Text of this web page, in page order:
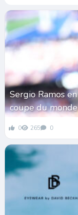
Sergio Ramos
coupe du monde
0 265 0